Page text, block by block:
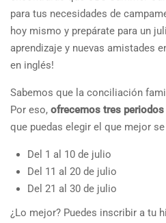
para tus necesidades de
hoy mismo y prepárate para un
aprendizaje y nuevas amistades
en inglés!
Sabemos que la conciliación
Por eso, ofrecemos tres
que puedas elegir el que mejor
Del 1 al 10 de julio
Del 11 al 20 de julio
Del 21 al 30 de julio
¿Lo mejor? Puedes inscribir a tu